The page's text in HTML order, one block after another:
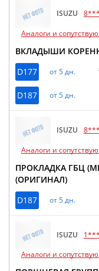
ISUZU
Аналоги и
ВКЛАДЫШИ
D177
от 5 дн.
D187 от 5 дн.
ISUZU
Аналоги и
ПРОКЛАДКА ГБЦ
(ОРИГИНАЛ)
D187
от 5 дн.
ISUZU
Аналоги и